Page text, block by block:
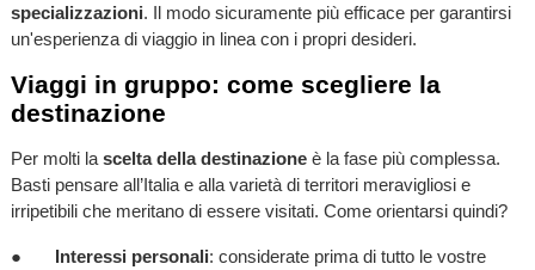
specializzazioni. Il modo sicuramente più efficace per garantirsi
un'esperienza di viaggio in linea con i propri desideri.
Viaggi in gruppo: come scegliere la
destinazione
Per molti la scelta della destinazioneè la fase più complessa.
Basti pensare all’Italia e alla varietà di territori meravigliosi e
irripetibili che meritano di essere visitati. Come orientarsi quindi?
● Interessi personali: considerate prima di tutto le vostre